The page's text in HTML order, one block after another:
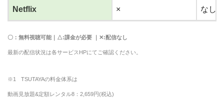
Netflix × なし
〇：無料視聴可能｜△:課金が必要 ｜✕:配信なし
最新の配信状況は各サービスHPにてご確認ください。
※1 TSUTAYAの料金体系は
動画見放題&定額レンタル8：2,659円(税込)